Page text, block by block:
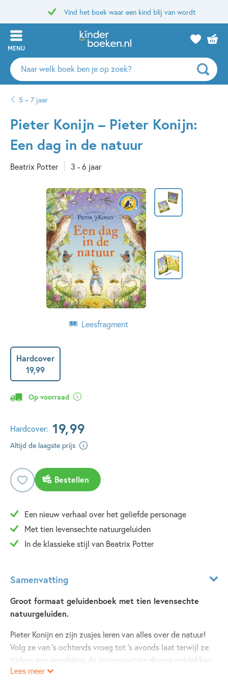
Vind het boek waar een kind blij van wordt
MENU
Zoeken
naar
auteurs
uitgevers
5 – 7 jaar
Pieter Konijn – Pieter Konijn:
Een dag in de natuur
Beatrix Potter 3 - 6 jaar
Leesfragment
Hardcover
19,99
Op voorraad
Hardcover: 19,99
Altijd de laagste prijs
Bestellen
Een nieuw verhaal over het geliefde personage
Met tien levensechte natuurgeluiden
In de klassieke stijl van Beatrix Potter
Samenvatting
Groot formaat geluidenboek met tien levensechte
natuurgeluiden.
Pieter Konijn en zijn zusjes leren van alles over de natuur!
Volg ze van ’s ochtends vroeg tot ’s avonds laat terwijl ze
tijdens een wandeling de interessantste dingen ontdekken:
verschillende soorten dieren en bomen, maar ook wat een
Lees meer